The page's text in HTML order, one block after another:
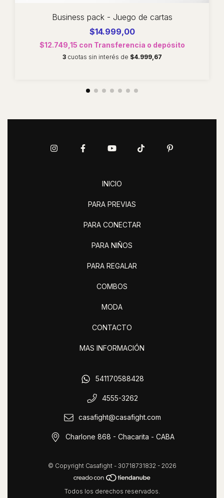
Business pack - Juego de cartas
$14.999,00
$12.749,15 con Transferencia o depósito
3 cuotas sin interés de $4.999,67
INICIO
PARA PREVIAS
PARA CONECTAR
PARA NIÑOS
PARA REGALAR
COMBOS
MODA
CONTACTO
MAS INFORMACIÓN
541170588428
4555-3262
casafight@casafight.com
Charlone 868 - Chacarita - CABA
© Copyright Casafight - 30718731832 - 2026
Todos los derechos reservados.